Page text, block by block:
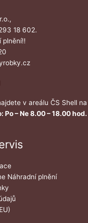
18 602.
plnění!!
v areálu ČS Shell na
Po – Ne 8.00 – 18.00 hod.
Náhradní plnění